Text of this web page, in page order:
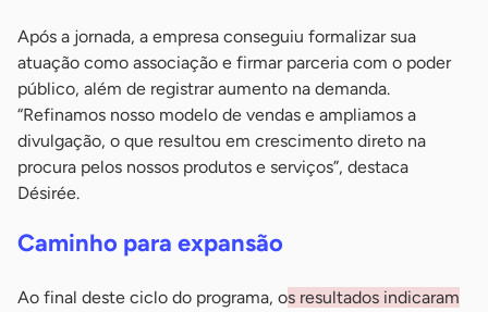
Após a jornada, a empresa conseguiu formalizar sua
atuação como associação e firmar parceria com o poder
público, além de registrar aumento na demanda.
“Refinamos nosso modelo de vendas e ampliamos a
divulgação, o que resultou em crescimento direto na
procura pelos nossos produtos e serviços”, destaca
Désirée.
Caminho para expansão
Ao final deste ciclo do programa, os resultados indicaram